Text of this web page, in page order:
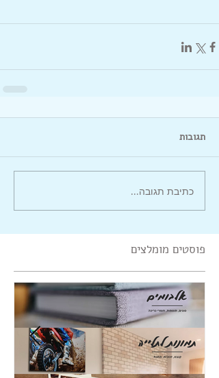
תגובות
כתיבת תגובה...
פוסטים מומלצים